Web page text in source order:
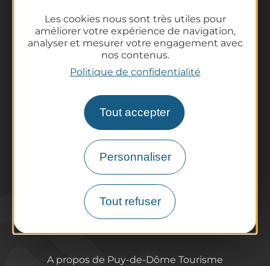
Les cookies nous sont très utiles pour
améliorer votre expérience de navigation,
analyser et mesurer votre engagement avec
nos contenus.
Politique de confidentialité
Tout accepter
Personnaliser
Tout refuser
Randonnées
Tout l'agenda
Préparer son voyage
Informations pratiques
Offices de Tourisme
Comment venir ?
Destination accessible
Pro / Partenaires
Qui sommes-nous ?
Espace Pro & Presse
Labels & Qualifications
Annoncer vos événements
A propos de Puy-de-Dôme Tourisme